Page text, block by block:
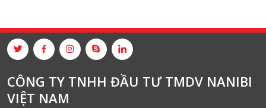
CÔNG TY TNHH ĐẦU TƯ TMDV NANIBI
VIỆT NAM